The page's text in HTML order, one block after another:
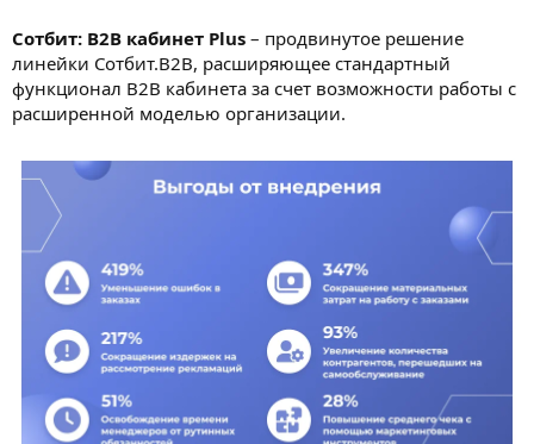
Сотбит: B2B кабинет Plus – продвинутое решение
линейки Сотбит.B2B, расширяющее стандартный
функционал B2B кабинета за счет возможности работы с
расширенной моделью организации.